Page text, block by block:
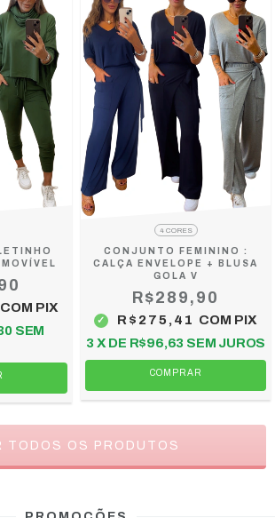
COM PIX
SEM
4 CORES
CONJUNTO FEMININO :
CALÇA ENVELOPE + BLUSA
GOLA V
R$289,90
R$275,41 COM PIX
3 X DE R$96,63 SEM JUROS
COMPRAR
TODOS OS PRODUTOS